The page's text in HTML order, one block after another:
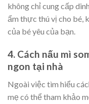
không chỉ cung cấp
ẩm thực thú vị cho bé,
của bé yêu của bạn.
4. Cách nấu mì
ngon tại nhà
Ngoài việc tìm hiểu
mẹ có thể tham khảo